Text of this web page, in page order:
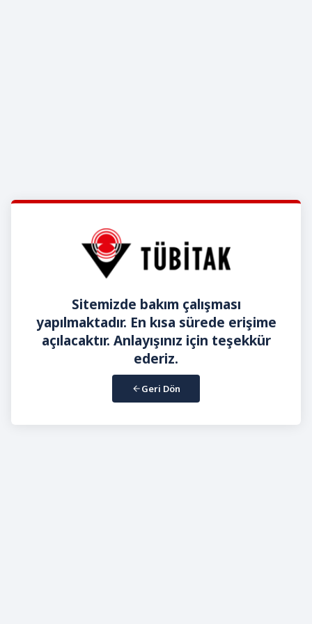
Sitemizde bakım çalışması
yapılmaktadır. En kısa sürede erişime
açılacaktır. Anlayışınız için teşekkür
ederiz.
Geri Dön